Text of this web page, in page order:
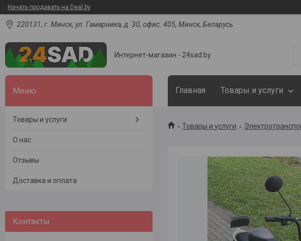
Начать продавать на Deal.by
220131, г. Минск, ул. Гамарника, д. 30, офис. 405, Минск, Беларусь
Интернет-магазин - 24sad.by
Главная Товары и услуги
Товары и услуги
Товары и услуги
О нас
Отзывы
Доставка и оплата